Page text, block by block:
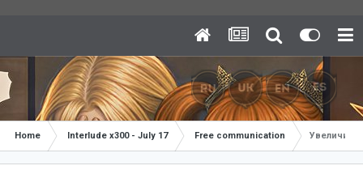
Home Interlude x300 - July 17 Free communication Увеличить